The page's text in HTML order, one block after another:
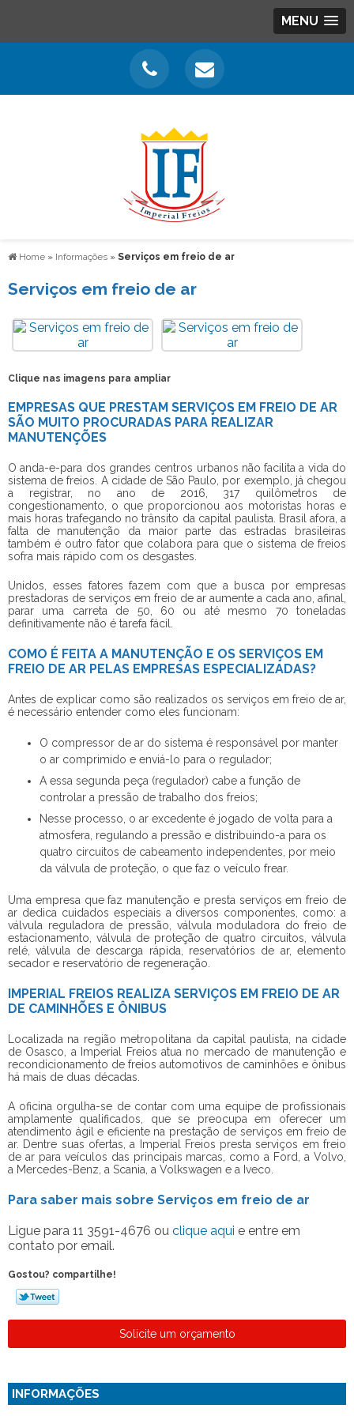
MENU
Home » Informações » Serviços em freio de ar
Serviços em freio de ar
Clique nas imagens para ampliar
EMPRESAS QUE PRESTAM SERVIÇOS EM FREIO DE AR
SÃO MUITO PROCURADAS PARA REALIZAR
MANUTENÇÕES
O anda-e-para dos grandes centros urbanos não facilita a vida do
sistema de freios. A cidade de São Paulo, por exemplo, já chegou
a registrar, no ano de 2016, 317 quilômetros de
congestionamento, o que proporcionou aos motoristas horas e
mais horas trafegando no trânsito da capital paulista. Brasil afora, a
falta de manutenção da maior parte das estradas brasileiras
também é outro fator que colabora para que o sistema de freios
sofra mais rápido com os desgastes.
Unidos, esses fatores fazem com que a busca por empresas
prestadoras de serviços em freio de ar aumente a cada ano, afinal,
parar uma carreta de 50, 60 ou até mesmo 70 toneladas
definitivamente não é tarefa fácil.
COMO É FEITA A MANUTENÇÃO E OS SERVIÇOS EM
FREIO DE AR PELAS EMPRESAS ESPECIALIZADAS?
Antes de explicar como são realizados os serviços em freio de ar,
é necessário entender como eles funcionam:
O compressor de ar do sistema é responsável por manter
o ar comprimido e enviá-lo para o regulador;
A essa segunda peça (regulador) cabe a função de
controlar a pressão de trabalho dos freios;
Nesse processo, o ar excedente é jogado de volta para a
atmosfera, regulando a pressão e distribuindo-a para os
quatro circuitos de cabeamento independentes, por meio
da válvula de proteção, o que faz o veículo frear.
Uma empresa que faz manutenção e presta serviços em freio de
ar dedica cuidados especiais a diversos componentes, como: a
válvula reguladora de pressão, válvula moduladora do freio de
estacionamento, válvula de proteção de quatro circuitos, válvula
relé, válvula de descarga rápida, reservatórios de ar, elemento
secador e reservatório de regeneração.
IMPERIAL FREIOS REALIZA SERVIÇOS EM FREIO DE AR
DE CAMINHÕES E ÔNIBUS
Localizada na região metropolitana da capital paulista, na cidade
de Osasco, a Imperial Freios atua no mercado de manutenção e
recondicionamento de freios automotivos de caminhões e ônibus
há mais de duas décadas.
A oficina orgulha-se de contar com uma equipe de profissionais
amplamente qualificados, que se preocupa em oferecer um
atendimento ágil e eficiente na prestação de serviços em freio de
ar. Dentre suas ofertas, a Imperial Freios prestaserviços em freio
de arpara veículos das principais marcas, como a Ford, a Volvo,
a Mercedes-Benz, a Scania, a Volkswagen e a Iveco.
Para saber mais sobre Serviços em freio de ar
Ligue para 11 3591-4676 ou clique aqui e entre em
contato por email.
Gostou? compartilhe!
Solicite um orçamento
INFORMAÇÕES